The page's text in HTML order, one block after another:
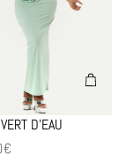
D’EAU